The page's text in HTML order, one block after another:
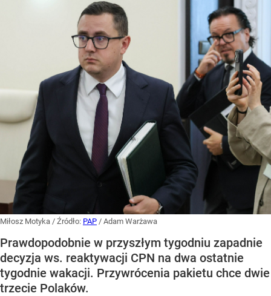
Miłosz Motyka / Źródło: PAP / Adam Warżawa
Prawdopodobnie w przyszłym tygodniu zapadnie
decyzja ws. reaktywacji CPN na dwa ostatnie
tygodnie wakacji. Przywrócenia pakietu chce dwie
trzecie Polaków.